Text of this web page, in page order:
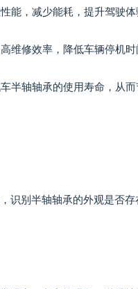
能，减少能耗，提升驾驶体
维修效率，降低车辆停机时
半轴轴承的使用寿命，从而
识别半轴轴承的外观是否